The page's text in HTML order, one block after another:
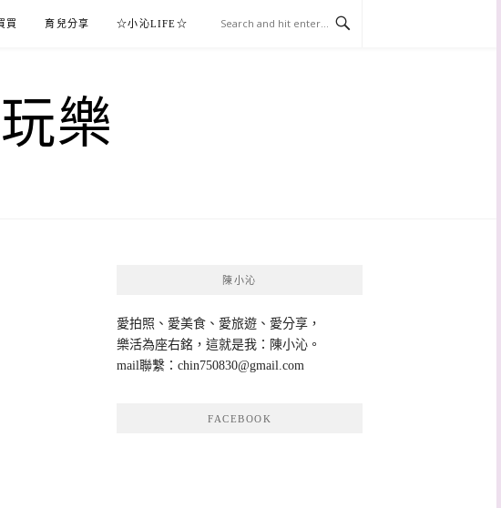
買 育兒分享 ☆小沁LIFE☆
樂
陳小沁
愛拍照、愛美食、愛旅遊、愛分享，
樂活為座右銘，這就是我：陳小沁。
mail聯繫： chin750830@gmail.com
FACEBOOK